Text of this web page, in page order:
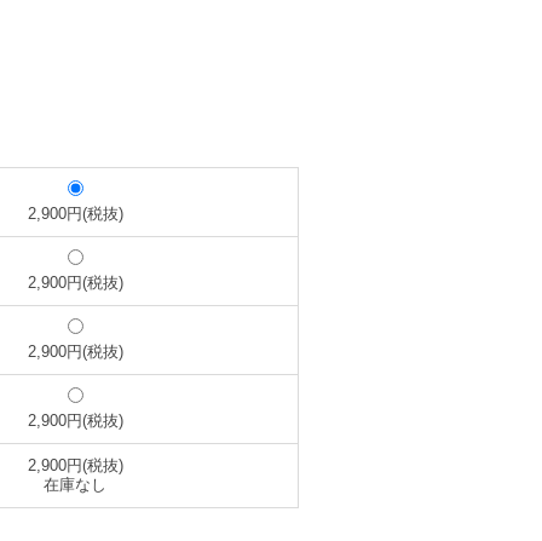
2,900円(税抜)
2,900円(税抜)
2,900円(税抜)
2,900円(税抜)
2,900円(税抜)
在庫なし